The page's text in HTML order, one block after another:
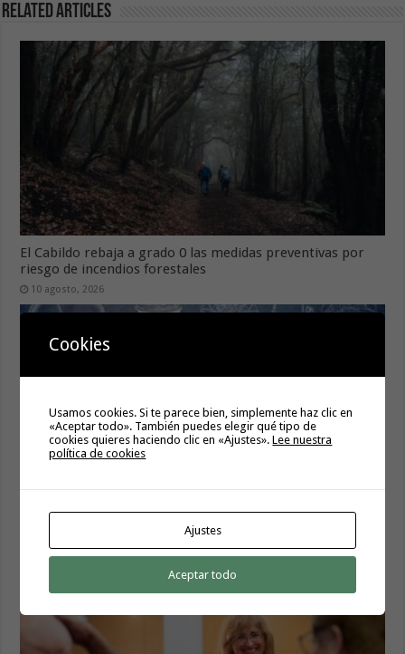
Related Articles
El Cabildo rebaja a grado 0 las medidas preventivas por
riesgo de incendios forestales
10 agosto, 2026
La XXIX Feria de Artesanía de Hermigua despliega su
programación para los días 15 y 16 de agosto
10 agosto, 2026
Cookies
Usamos cookies. Si te parece bien, simplemente haz clic en
«Aceptar todo». También puedes elegir qué tipo de
cookies quieres haciendo clic en «Ajustes».Lee nuestra
política de cookies
Ajustes
Aceptar todo